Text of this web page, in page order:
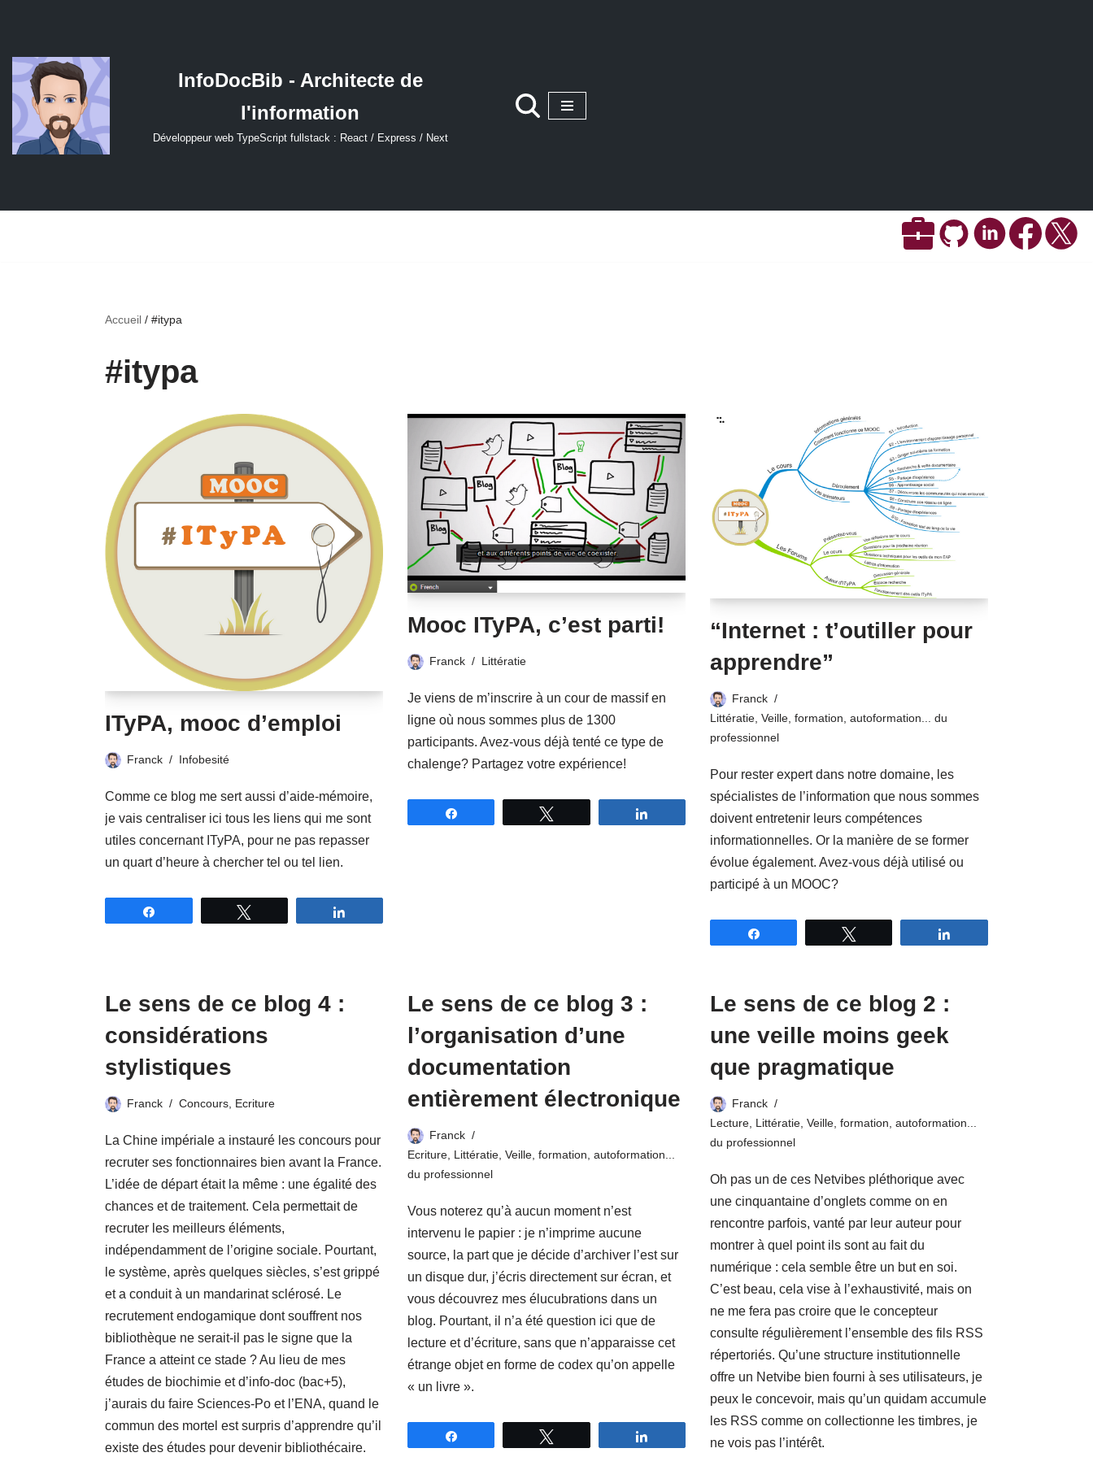
au
contenu
InfoDocBib - Architecte de
l'information
Développeur web TypeScript fullstack : React / Express / Next
Accueil /#itypa
#itypa
ITyPA, mooc d’emploi
Franck Infobesité
Comme ce blog me sert aussi d’aide-mémoire,
je vais centraliser ici tous les liens qui me sont
utiles concernant ITyPA, pour ne pas repasser
un quart d’heure à chercher tel ou tel lien.
Mooc ITyPA, c’est parti!
Franck Littératie
Je viens de m’inscrire à un cour de massif en
ligne où nous sommes plus de 1300
participants. Avez-vous déjà tenté ce type de
chalenge? Partagez votre expérience!
“Internet : t’outiller pour
apprendre”
Franck
Littératie, Veille, formation, autoformation... du
professionnel
Pour rester expert dans notre domaine, les
spécialistes de l’information que nous sommes
doivent entretenir leurs compétences
informationnelles. Or la manière de se former
évolue également. Avez-vous déjà utilisé ou
participé à un MOOC?
Le sens de ce blog 4 :
considérations
stylistiques
Franck Concours Ecriture
La Chine impériale a instauré les concours pour
recruter ses fonctionnaires bien avant la France.
L’idée de départ était la même : une égalité des
chances et de traitement. Cela permettait de
recruter les meilleurs éléments,
indépendamment de l’origine sociale. Pourtant,
le système, après quelques siècles, s’est grippé
et a conduit à un mandarinat sclérosé. Le
recrutement endogamique dont souffrent nos
bibliothèque ne serait-il pas le signe que la
France a atteint ce stade ? Au lieu de mes
études de biochimie et d’info-doc (bac+5),
j’aurais du faire Sciences-Po et l’ENA, quand le
commun des mortel est surpris d’apprendre qu’il
existe des études pour devenir bibliothécaire.
Le sens de ce blog 3 :
l’organisation d’une
documentation
entièrement électronique
Franck
Ecriture Littératie ,Veille, formation, autoformation...
du professionnel
Vous noterez qu’à aucun moment n’est
intervenu le papier : je n’imprime aucune
source, la part que je décide d’archiver l’est sur
un disque dur, j’écris directement sur écran, et
vous découvrez mes élucubrations dans un
blog. Pourtant, il n’a été question ici que de
lecture et d’écriture, sans que n’apparaisse cet
étrange objet en forme de codex qu’on appelle
« un livre ».
Le sens de ce blog 2 :
une veille moins geek
que pragmatique
Franck
Lecture, Littératie, Veille, formation, autoformation...
du professionnel
Oh pas un de ces Netvibes pléthorique avec
une cinquantaine d’onglets comme on en
rencontre parfois, vanté par leur auteur pour
montrer à quel point ils sont au fait du
numérique : cela semble être un but en soi.
C’est beau, cela vise à l’exhaustivité, mais on
ne me fera pas croire que le concepteur
consulte régulièrement l’ensemble des fils RSS
répertoriés. Qu’une structure institutionnelle
offre un Netvibe bien fourni à ses utilisateurs, je
peux le concevoir, mais qu’un quidam accumule
les RSS comme on collectionne les timbres, je
ne vois pas l’intérêt.